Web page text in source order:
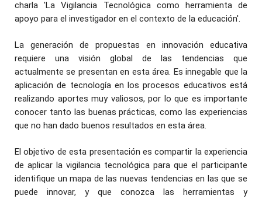
charla 'La Vigilancia Tecnológica como herramienta de
apoyo para el investigador en el contexto de la educación'.
La generación de propuestas en innovación educativa
requiere una visión global de las tendencias que
actualmente se presentan en esta área. Es innegable que la
aplicación de tecnología en los procesos educativos está
realizando aportes muy valiosos, por lo que es importante
conocer tanto las buenas prácticas, como las experiencias
que no han dado buenos resultados en esta área.
El objetivo de esta presentación es compartir la experiencia
de aplicar la vigilancia tecnológica para que el participante
identifique un mapa de las nuevas tendencias en las que se
puede innovar, y que conozca las herramientas y